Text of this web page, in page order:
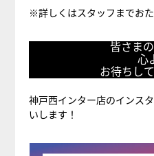
※詳しくはスタッフまでおた
の
ご
来
皆さまの
心
お待ちし
神戸西インター店のインス
いします！